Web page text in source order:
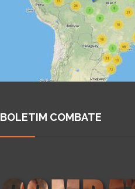
BOLETIM COMBATE